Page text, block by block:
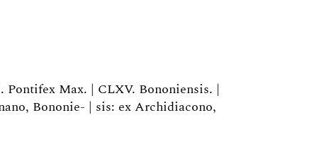
Pontifex Max. | CLXV. Bononiensis. |
Bononie- | sis: ex Archidiacono,